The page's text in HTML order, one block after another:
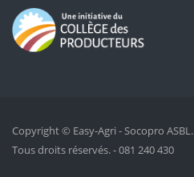
Copyright © Easy-Agri - Socopro ASBL.
Tous droits réservés. - 081 240 430